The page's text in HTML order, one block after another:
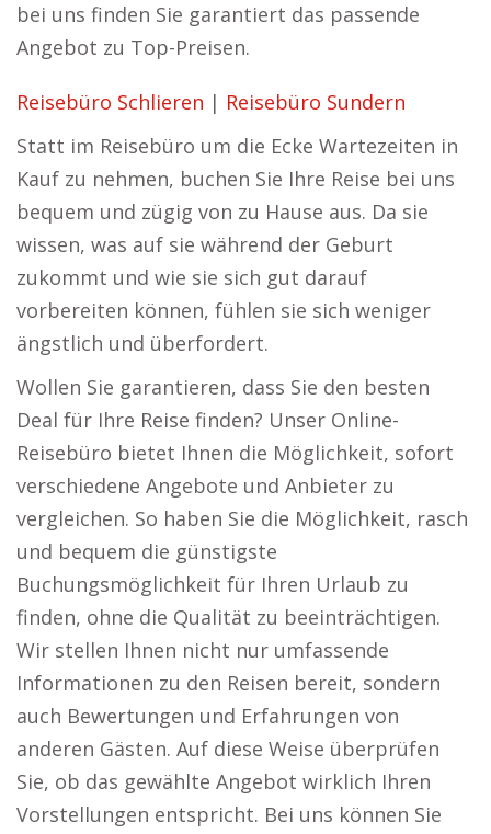
bei uns finden Sie garantiert das passende
Angebot zu Top-Preisen.
Reisebüro Schlieren | Reisebüro Sundern
Statt im Reisebüro um die Ecke Wartezeiten in
Kauf zu nehmen, buchen Sie Ihre Reise bei uns
bequem und zügig von zu Hause aus. Da sie
wissen, was auf sie während der Geburt
zukommt und wie sie sich gut darauf
vorbereiten können, fühlen sie sich weniger
ängstlich und überfordert.
Wollen Sie garantieren, dass Sie den besten
Deal für Ihre Reise finden? Unser Online-
Reisebüro bietet Ihnen die Möglichkeit, sofort
verschiedene Angebote und Anbieter zu
vergleichen. So haben Sie die Möglichkeit, rasch
und bequem die günstigste
Buchungsmöglichkeit für Ihren Urlaub zu
finden, ohne die Qualität zu beeinträchtigen.
Wir stellen Ihnen nicht nur umfassende
Informationen zu den Reisen bereit, sondern
auch Bewertungen und Erfahrungen von
anderen Gästen. Auf diese Weise überprüfen
Sie, ob das gewählte Angebot wirklich Ihren
Vorstellungen entspricht. Bei uns können Sie